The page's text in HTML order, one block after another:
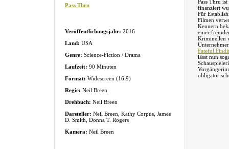
Pass Thru
finanziert
Für
Filmen
Kennern
einer
Kriminellen
Fateful
lässt nun
Pass Thru
Veröffentlichungsjahr: 2016
Land: USA
Genre: Science-Fiction / Drama
Laufzeit: 90 Minuten
Format: Widescreen (16:9)
Regie: Neil Breen
Drehbuch: Neil Breen
Darsteller: Neil Breen, Kathy Corpus, James
D. Smith, Donna T. Rogers
Kamera: Neil Breen